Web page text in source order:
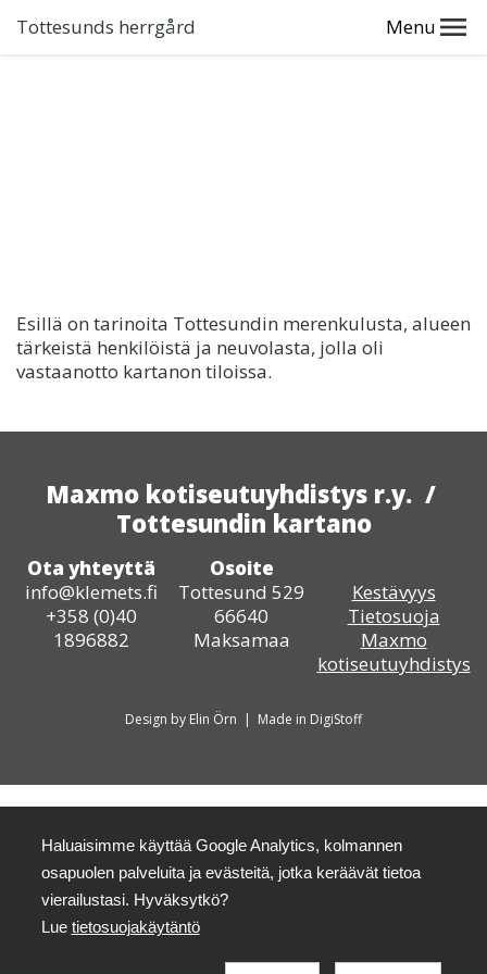
Tottesunds herrgård Menu
Esillä on tarinoita Tottesundin merenkulusta, alueen
tärkeistä henkilöistä ja neuvolasta, jolla oli
vastaanotto kartanon tiloissa.
Maxmo kotiseutuyhdistys r.y. /
Tottesundin kartano
Ota yhteyttä
Osoite
info@klemets.fi
+358 (0)40
1896882
Tottesund 529
66640
Maksamaa
Kestävyys
Tietosuoja
Maxmo
kotiseutuyhdistys
Design by Elin Örn | Made in DigiStoff
Haluaisimme käyttää Google Analytics, kolmannen
osapuolen palveluita ja evästeitä, jotka keräävät tietoa
vierailustasi. Hyväksytkö?
Lue tietosuojakäytäntö